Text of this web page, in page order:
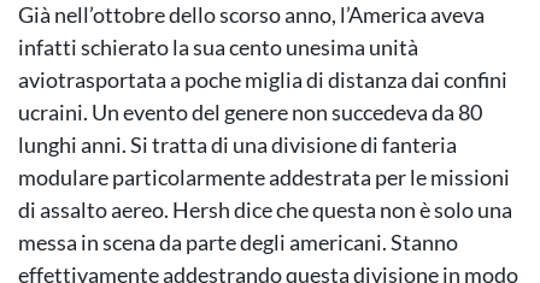
Già nell’ottobre dello scorso anno, l’America aveva
infatti schierato la sua cento unesima unità
aviotrasportata a poche miglia di distanza dai confini
ucraini. Un evento del genere non succedeva da 80
lunghi anni. Si tratta di una divisione di fanteria
modulare particolarmente addestrata per le missioni
di assalto aereo. Hersh dice che questa non è solo una
messa in scena da parte degli americani. Stanno
effettivamente addestrando questa divisione in modo